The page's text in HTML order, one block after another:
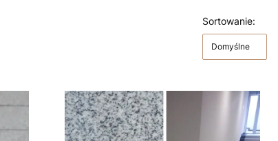
Sortowanie:
Domyślne